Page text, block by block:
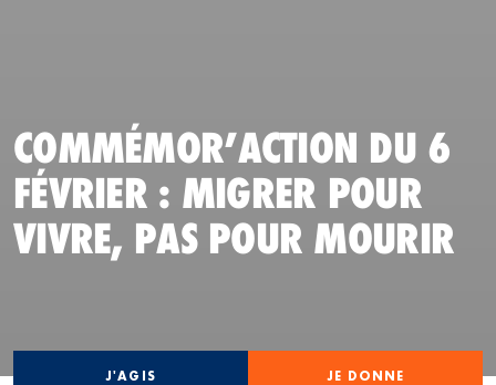
COMMÉMOR’ACTION DU 6
FÉVRIER : MIGRER POUR
VIVRE, PAS POUR MOURIR
J'AGIS JE DONNE